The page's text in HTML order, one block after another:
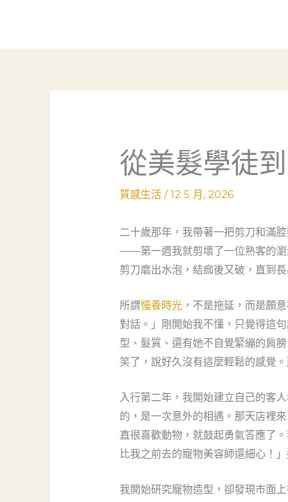
主
從美髮學徒
質感生活 /12 5 月, 2026
二十歲那年，我帶著一把剪刀和滿
——第一週我就剪壞了一位熟客的瀏
剪刀磨出水泡，結痂後又破，直到
所謂慢養時光 ，不是拖延，而是願
對話。」剛開始我不懂，只覺得這
型、髮質、還有她不自覺緊繃的肩
笑了，說好久沒有這麼輕鬆的感覺
入行第二年，我開始建立自己的客
的，是一次意外的相遇。那天店裡
直很喜歡動物，就鼓起勇氣答應了
比我之前去的寵物美容師還細心！
我開始研究寵物造型，卻發現市面